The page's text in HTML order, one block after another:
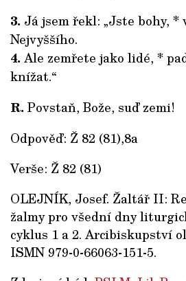
3. Já jsem řekl: „Jste bohy,
Nejvyššího.
4. Ale zemřete jako lidé, *
knížat.“
R. Povstaň, Bože, suď zemi!
Odpověď: Ž 82 (81),8a
Verše: Ž 82 (81)
OLEJNÍK, Josef. Žaltář II:
žalmy pro všední dny
cyklus 1 a 2. Arcibiskupství
ISMN 979-0-66063-151-5.